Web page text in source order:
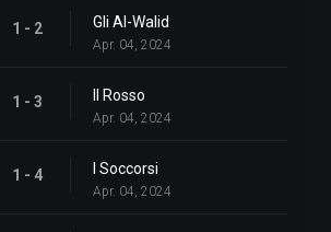
1 - 2 Gli Al-Walid
Apr. 04, 2024
1 - 3 Il Rosso
Apr. 04, 2024
1 - 4 I Soccorsi
Apr. 04, 2024